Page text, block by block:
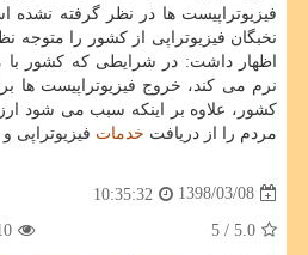
فیزیوتراپیست ها در نظر گرفته نشده
نخبگان فیزیوتراپی از كشور را متوجه
اظهار داشت: در شرایطی كه كشور
نرم می كند، خروج فیزیوتراپیست ها
كشور، علاوه بر اینكه سبب می شود
مردم را از دریافت خدمات فیزیوتراپی
1398/03/08
10:35:32
5.0
/ 5